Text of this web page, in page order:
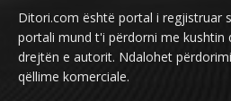
Ditori.com është portal i regjistruar
portali mund t'i përdorni me kushtin
drejtën e autorit. Ndalohet
qëllime komerciale.